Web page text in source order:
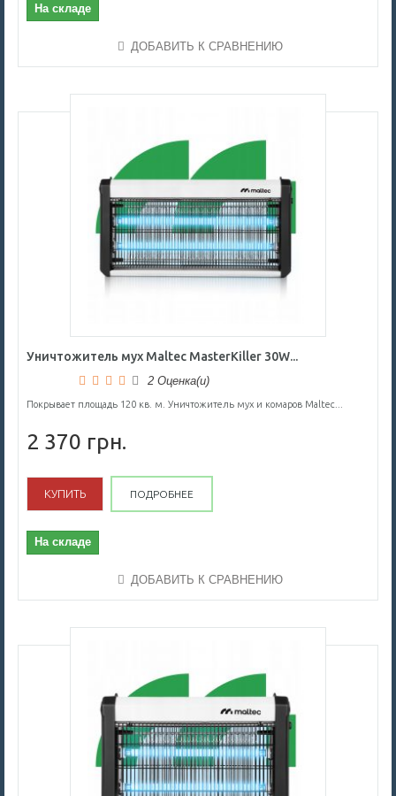
На складе
ДОБАВИТЬ К СРАВНЕНИЮ
Уничтожитель мух Maltec MasterKiller 30W...
2 Оценка(и)
Покрывает площадь 120 кв. м. Уничтожитель мух и комаров Maltec...
2 370 грн.
КУПИТЬ ПОДРОБНЕЕ
На складе
ДОБАВИТЬ К СРАВНЕНИЮ